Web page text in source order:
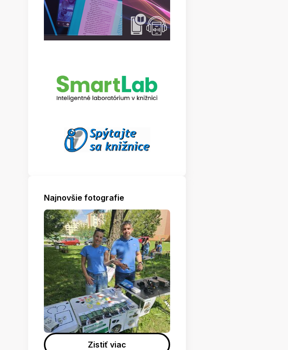
Najnovšie fotografie
Zistiť viac